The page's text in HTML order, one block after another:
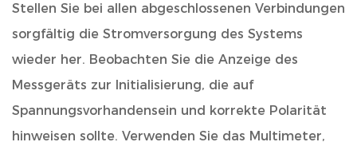
Stellen Sie bei allen abgeschlossenen Verbindungen
sorgfältig die Stromversorgung des Systems
wieder her. Beobachten Sie die Anzeige des
Messgeräts zur Initialisierung, die auf
Spannungsvorhandensein und korrekte Polarität
hinweisen sollte. Verwenden Sie das Multimeter,